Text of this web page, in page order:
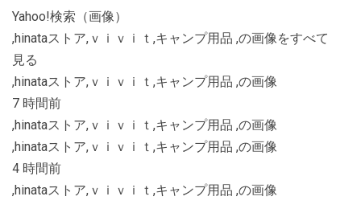
Yahoo!検索（画像）
,hinataストア,ｖｉｖｉｔ,キャンプ用品 ,の画像をすべて
見る
,hinataストア,ｖｉｖｉｔ,キャンプ用品 ,の画像
7 時間前
,hinataストア,ｖｉｖｉｔ,キャンプ用品 ,の画像
,hinataストア,ｖｉｖｉｔ,キャンプ用品 ,の画像
4 時間前
,hinataストア,ｖｉｖｉｔ,キャンプ用品 ,の画像